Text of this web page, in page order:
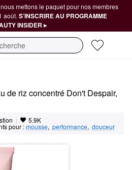
nous mettons le paquet pour nos membres
août. S’INSCRIRE AU PROGRAMME
INSIDER ▸
de riz concentré Don't Despair,
| 5.9K
pour :mousse, performance, douceur